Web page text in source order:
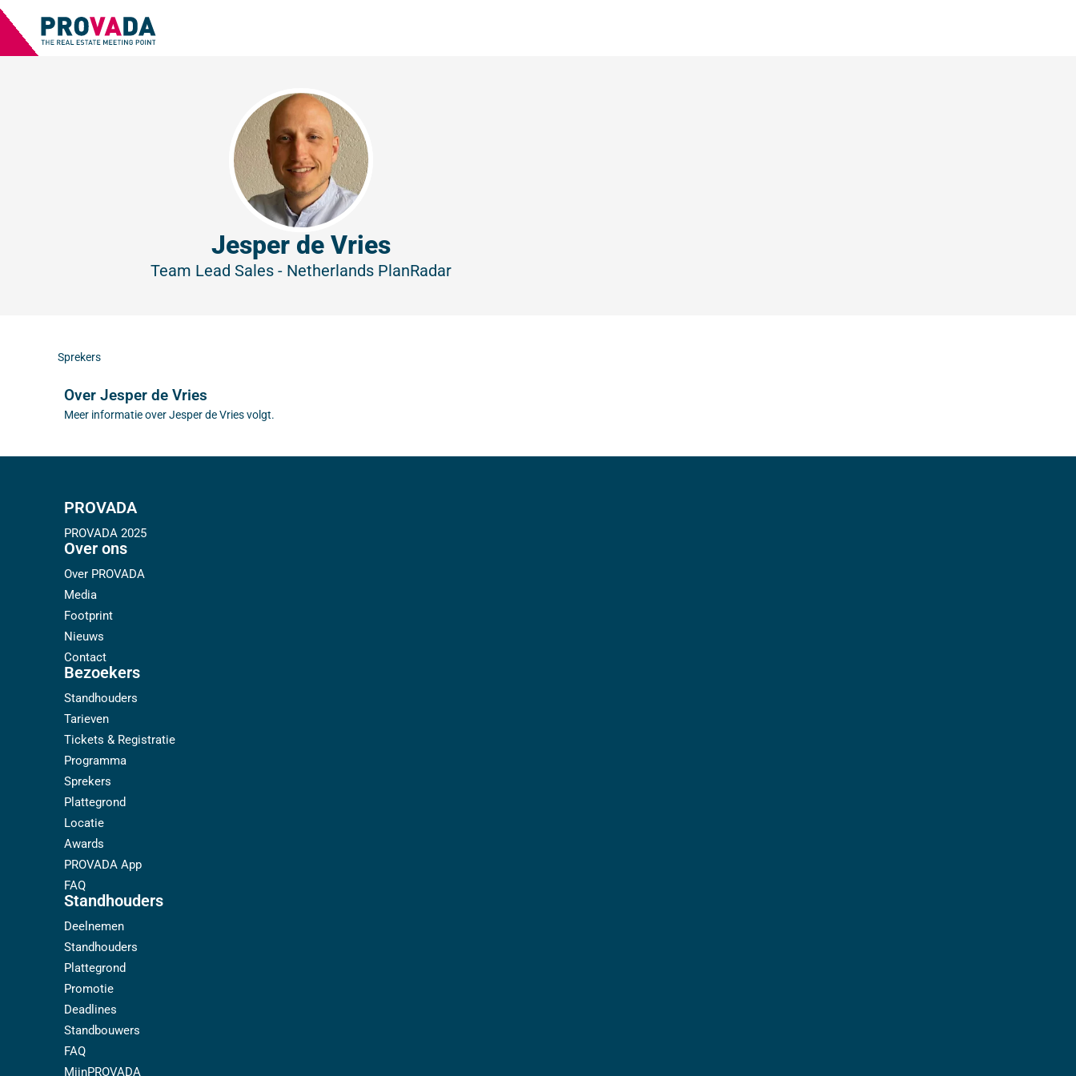
Jesper de Vries
Team Lead Sales - Netherlands PlanRadar
Sprekers
Over Jesper de Vries
Meer informatie over Jesper de Vries volgt.
PROVADA
PROVADA 2025
Over ons
Over PROVADA
Media
Footprint
Nieuws
Contact
Bezoekers
Standhouders
Tarieven
Tickets & Registratie
Programma
Sprekers
Plattegrond
Locatie
Awards
PROVADA App
FAQ
Standhouders
Deelnemen
Standhouders
Plattegrond
Promotie
Deadlines
Standbouwers
FAQ
MijnPROVADA